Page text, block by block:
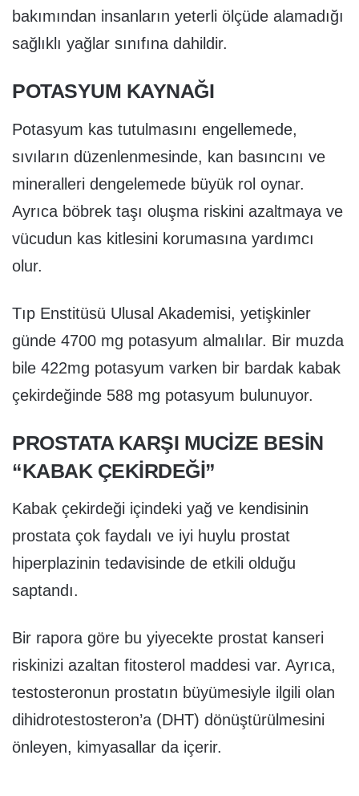
bakımından insanların yeterli ölçüde alamadığı
sağlıklı yağlar sınıfına dahildir.
POTASYUM KAYNAĞI
Potasyum kas tutulmasını engellemede,
sıvıların düzenlenmesinde, kan basıncını ve
mineralleri dengelemede büyük rol oynar.
Ayrıca böbrek taşı oluşma riskini azaltmaya ve
vücudun kas kitlesini korumasına yardımcı
olur.
Tıp Enstitüsü Ulusal Akademisi, yetişkinler
günde 4700 mg potasyum almalılar. Bir muzda
bile 422mg potasyum varken bir bardak kabak
çekirdeğinde 588 mg potasyum bulunuyor.
PROSTATA KARŞI MUCİZE BESİN
“KABAK ÇEKİRDEĞİ”
Kabak çekirdeği içindeki yağ ve kendisinin
prostata çok faydalı ve iyi huylu prostat
hiperplazinin tedavisinde de etkili olduğu
saptandı.
Bir rapora göre bu yiyecekte prostat kanseri
riskinizi azaltan fitosterol maddesi var. Ayrıca,
testosteronun prostatın büyümesiyle ilgili olan
dihidrotestosteron’a (DHT) dönüştürülmesini
önleyen, kimyasallar da içerir.